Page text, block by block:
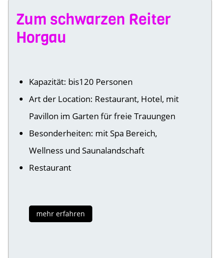
Zum schwarzen Reiter
Horgau
Kapazität: bis120 Personen
Art der Location: Restaurant, Hotel, mit
Pavillon im Garten für freie Trauungen
Besonderheiten: mit Spa Bereich,
Wellness und Saunalandschaft
Restaurant
mehr erfahren